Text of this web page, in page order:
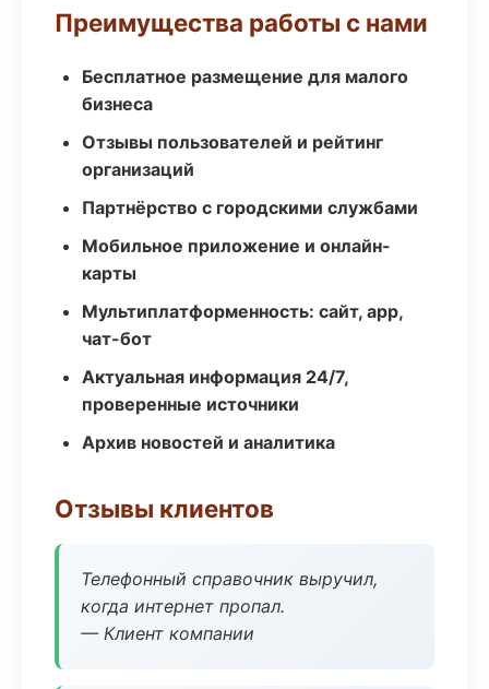
Преимущества работы с нами
Бесплатное размещение для малого
бизнеса
Отзывы пользователей и рейтинг
организаций
Партнёрство с городскими службами
Мобильное приложение и онлайн-
карты
Мультиплатформенность: сайт, app,
чат-бот
Актуальная информация 24/7,
проверенные источники
Архив новостей и аналитика
Отзывы клиентов
Телефонный справочник выручил,
когда интернет пропал.
— Клиент компании